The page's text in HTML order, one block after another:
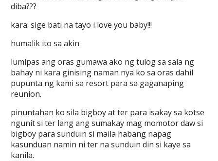
diba???
kara: sige bati na tayo i love you baby!!!
humalik ito sa akin
lumipas ang oras gumawa ako ng tulog sa sala ng
bahay ni kara ginising naman nya ko sa oras dahil
pupunta ng kami sa resort para sa gaganaping
reunion.
pinuntahan ko sila bigboy at ter para isakay sa kotse
ngunit si ter lang ang sumakay mag momotor daw si
bigboy para sunduin si maila habang napag
kasunduan namin ni ter na sunduin din si kaye sa
kanila.